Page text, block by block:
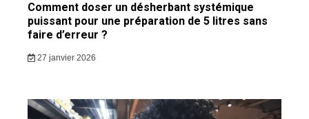
Comment doser un désherbant systémique
puissant pour une préparation de 5 litres sans
faire d’erreur ?
27 janvier 2026